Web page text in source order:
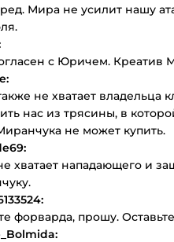
Мира не усилит нашу
с Юричем. Креатив
не хватает владельца
нас из трясины, в
не может купить.
хватает нападающего и
форварда, прошу.